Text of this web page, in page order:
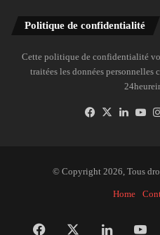
Politique de confidentialité
Cette politique de confidentialité
traitées les données
Facebook
X
© Copyright 2026, Tous
Home
Facebook Linkedin